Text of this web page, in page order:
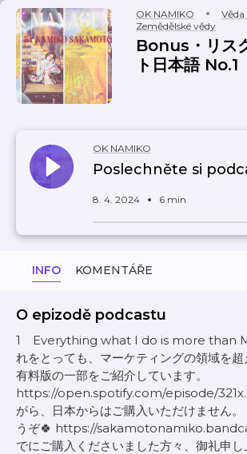
OK NAMIKO
Zemědělské vědy
Bonus・リス
ト日本語 No.1
OK NAMIKO
Poslechněte si
8. 4. 2024 6 min
INFO KOMENTÁŘE
O epizodě podcastu
1 Everything what I do is more than
れをとっても、マーケティングの領域を超
有料版の一部をご紹介しています。
https://open.spotify.com/episode/
がら、日本からはご購入いただけません
うぞ🍀 https://
でにご購入くださいました方々、御礼申し